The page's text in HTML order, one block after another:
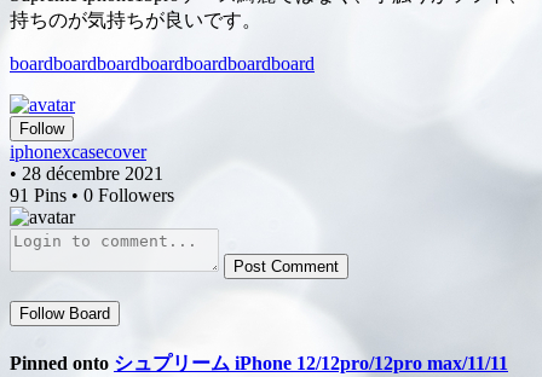
持ちのが気持ちが良いです。
boardboardboardboardboardboardboard
Follow
iphonexcasecover
• 28 décembre 2021
91 Pins • 0 Followers
Post Comment
Follow Board
Pinned onto シュプリーム iPhone 12/12pro/12pro max/11/11